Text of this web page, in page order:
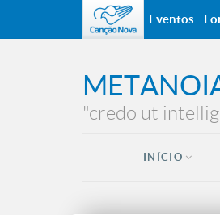
"credo ut
INÍCIO
Eventos